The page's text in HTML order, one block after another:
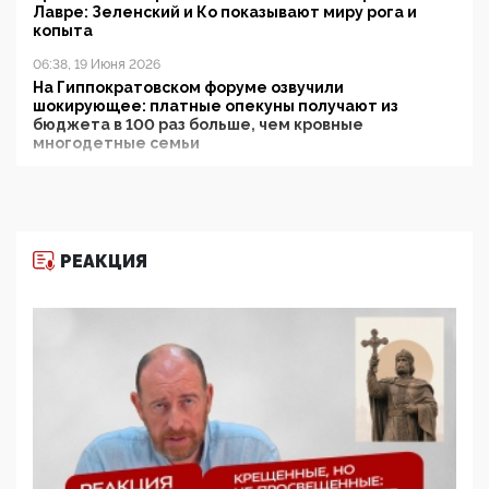
Лавре: Зеленский и Ко показывают миру рога и
копыта
06:38, 19 Июня 2026
На Гиппократовском форуме озвучили
шокирующее: платные опекуны получают из
бюджета в 100 раз больше, чем кровные
многодетные семьи
11:53, 09 Июня 2026
деятельность ИИТО ЮНЕСКО в России, но
цифроглобалисты продолжают определять
повестку в образовании
09:43, 01 Июня 2026
5G за счет здоровья граждан: Минцифры намерено
отобрать у регионов и муниципалитетов право
защищать жилые дома и социальные объекты от
РЕАКЦИЯ